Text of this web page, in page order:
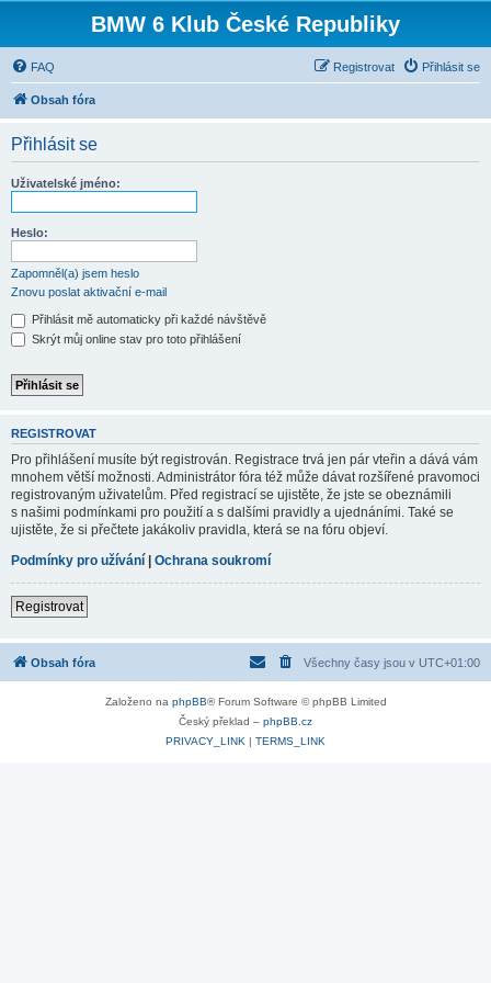
BMW 6 Klub České Republiky
FAQ Přihlásit se
Registrovat
Obsah fóra
Přihlásit se
Uživatelské jméno:
Heslo:
Zapomněl(a) jsem heslo
Znovu poslat aktivační e-mail
Přihlásit mě automaticky při každé návštěvě
Skrýt můj online stav pro toto přihlášení
REGISTROVAT
Pro přihlášení musíte být registrován. Registrace trvá jen pár vteřin a dává vám
mnohem větší možnosti. Administrátor fóra též může dávat rozšířené pravomoci
registrovaným uživatelům. Před registrací se ujistěte, že jste se obeznámili
s našimi podmínkami pro použití a s dalšími pravidly a ujednáními. Také se
ujistěte, že si přečtete jakákoliv pravidla, která se na fóru objeví.
Podmínky pro užívání | Ochrana soukromí
Registrovat
Obsah fóra Všechny časy jsou v UTC+01:00
Založeno na phpBB® Forum Software © phpBB Limited
Český překlad – phpBB.cz
PRIVACY_LINK | TERMS_LINK